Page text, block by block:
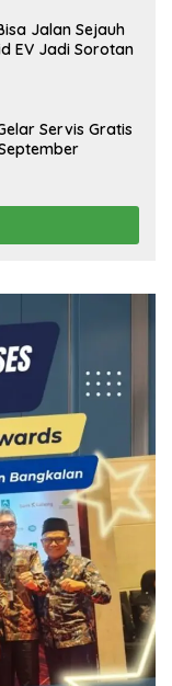
Jalan Sejauh
EV Jadi Sorotan
Servis Gratis